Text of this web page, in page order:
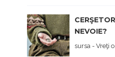
NEVOIE?
sursa - Vreţi